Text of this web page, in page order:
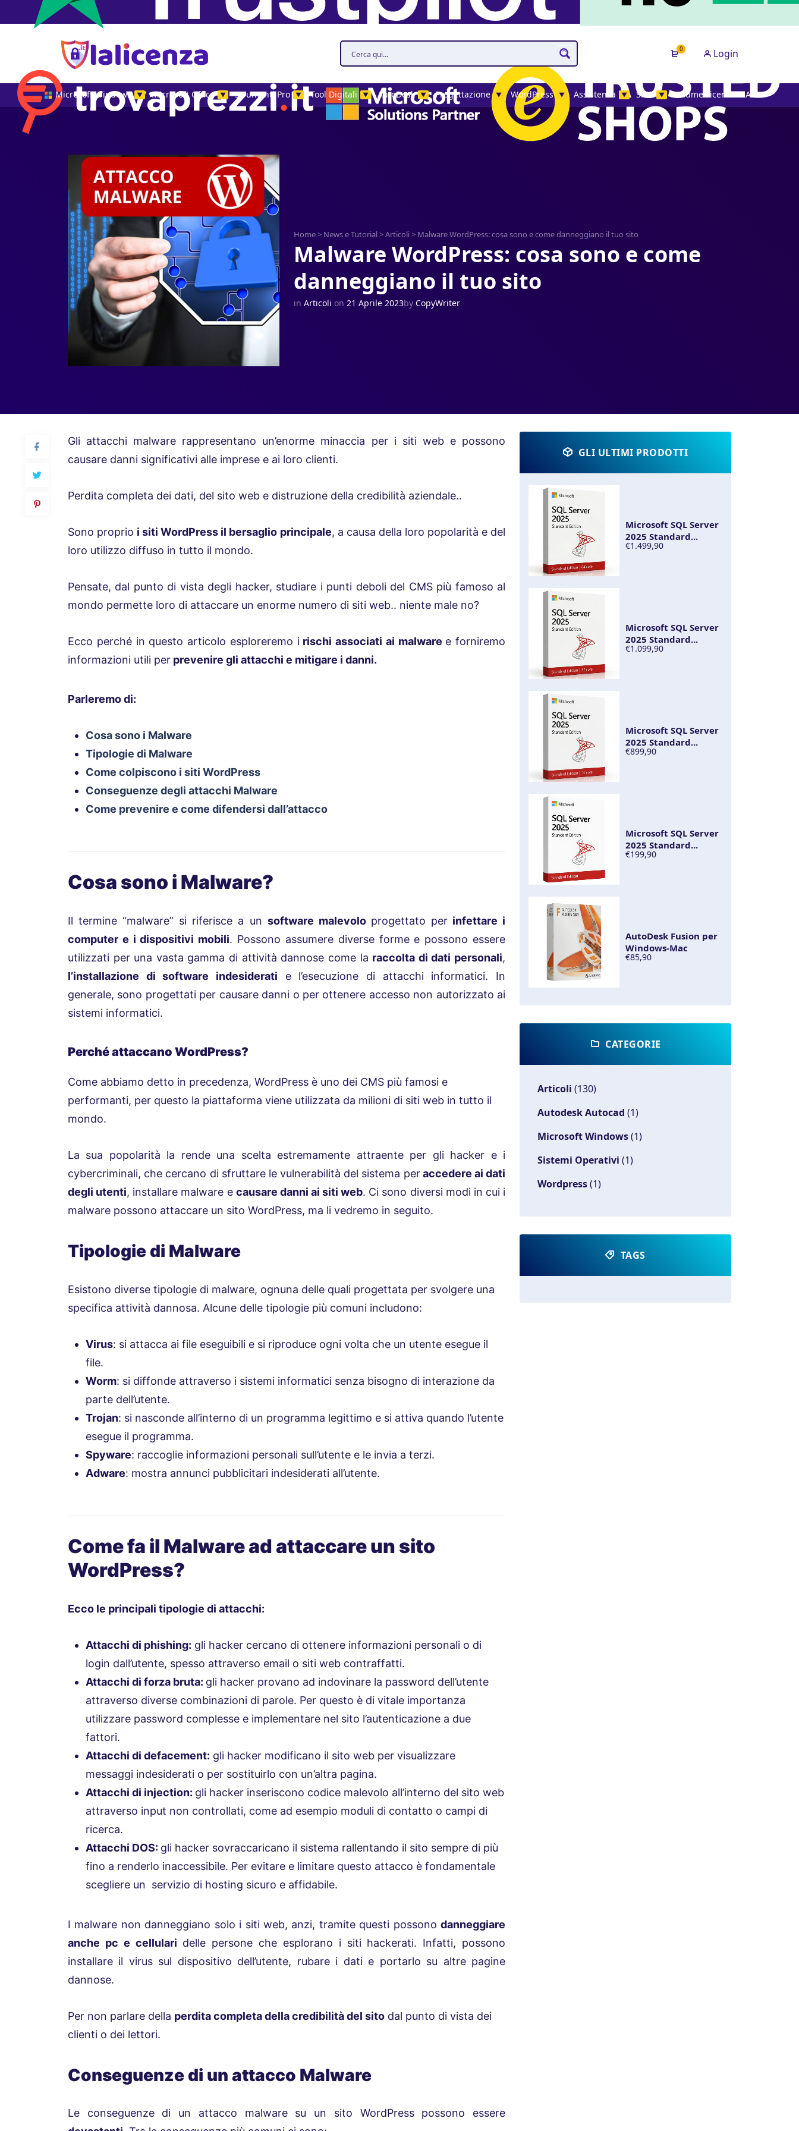
0 Login
Microsoft Windows ▼ Microsoft Office ▼ Strumenti Pro ▼ Tool Digitali ▼ AutoDesk ▼ Progettazione ▼ WordPress ▼ Assistenza ▼ SMS ▼ Volume License MAK
Home> News e Tutorial>Articoli> Malware WordPress: cosa sono e come danneggiano il tuo sito
Malware WordPress: cosa sono e come
danneggiano il tuo sito
in Articoli on 21 Aprile 2023by CopyWriter
Gli attacchi malware rappresentano un’enorme minaccia per i siti web e possono
causare danni significativi alle imprese e ai loro clienti.
Perdita completa dei dati, del sito web e distruzione della credibilità aziendale..
Sono proprio i siti WordPress il bersaglio principale, a causa della loro popolarità e del
loro utilizzo diffuso in tutto il mondo.
Pensate, dal punto di vista degli hacker, studiare i punti deboli del CMS più famoso al
mondo permette loro di attaccare un enorme numero di siti web.. niente male no?
Ecco perché in questo articolo esploreremo irischi associati ai malware e forniremo
informazioni utili per prevenire gli attacchi e mitigare i danni.
Parleremo di:
Cosa sono i Malware
Tipologie di Malware
Come colpiscono i siti WordPress
Conseguenze degli attacchi Malware
Come prevenire e come difendersi dall’attacco
Cosa sono i Malware?
Il termine “malware” si riferisce a un software malevolo progettato perinfettare i
computer e i dispositivi mobili. Possono assumere diverse forme e possono essere
utilizzati per una vasta gamma di attività dannose come la raccolta di dati personali,
l’installazione di software indesiderati e l’esecuzione di attacchi informatici. In
generale, sono progettati per causare danni o per ottenere accesso non autorizzato ai
sistemi informatici.
Perché attaccano WordPress?
Come abbiamo detto in precedenza, WordPress è uno dei CMS più famosi e
performanti, per questo la piattaforma viene utilizzata da milioni di siti web in tutto il
mondo.
La sua popolarità la rende una scelta estremamente attraente per gli hacker e i
cybercriminali, che cercano di sfruttare le vulnerabilità del sistema peraccedere ai dati
degli utenti, installare malware e causare danni ai siti web. Ci sono diversi modi in cui i
malware possono attaccare un sito WordPress, ma li vedremo in seguito.
Tipologie di Malware
Esistono diverse tipologie di malware, ognuna delle quali progettata per svolgere una
specifica attività dannosa. Alcune delle tipologie più comuni includono:
Virus: si attacca ai file eseguibili e si riproduce ogni volta che un utente esegue il
file.
Worm: si diffonde attraverso i sistemi informatici senza bisogno di interazione da
parte dell’utente.
Trojan: si nasconde all’interno di un programma legittimo e si attiva quando l’utente
esegue il programma.
Spyware: raccoglie informazioni personali sull’utente e le invia a terzi.
Adware: mostra annunci pubblicitari indesiderati all’utente.
Come fa il Malware ad attaccare un sito
WordPress?
Ecco le principali tipologie di attacchi:
Attacchi di phishing: gli hacker cercano di ottenere informazioni personali o di
login dall’utente, spesso attraverso email o siti web contraffatti.
Attacchi di forza bruta: gli hacker provano ad indovinare la password dell’utente
attraverso diverse combinazioni di parole. Per questo è di vitale importanza
utilizzare password complesse e implementare nel sito l’autenticazione a due
fattori.
Attacchi di defacement: gli hacker modificano il sito web per visualizzare
messaggi indesiderati o per sostituirlo con un’altra pagina.
Attacchi di injection: gli hacker inseriscono codice malevolo all’interno del sito web
attraverso input non controllati, come ad esempio moduli di contatto o campi di
ricerca.
Attacchi DOS: gli hacker sovraccaricano il sistema rallentando il sito sempre di più
fino a renderlo inaccessibile. Per evitare e limitare questo attacco è fondamentale
scegliere un servizio di hosting sicuro e affidabile.
I malware non danneggiano solo i siti web, anzi, tramite questi possono danneggiare
anche pc e cellulari delle persone che esplorano i siti hackerati. Infatti, possono
installare il virus sul dispositivo dell’utente, rubare i dati e portarlo su altre pagine
dannose.
Per non parlare della perdita completa della credibilità del sito dal punto di vista dei
clienti o dei lettori.
Conseguenze di un attacco Malware
Le conseguenze di un attacco malware su un sito WordPress possono essere
GLI ULTIMI PRODOTTI
Microsoft SQL Server
2025 Standard...
€1.499,90
Microsoft SQL Server
2025 Standard...
€1.099,90
Microsoft SQL Server
2025 Standard...
€899,90
Microsoft SQL Server
2025 Standard...
€199,90
AutoDesk Fusion per
Windows-Mac
€85,90
CATEGORIE
Articoli (130)
Autodesk Autocad (1)
Microsoft Windows(1)
Sistemi Operativi (1)
Wordpress(1)
TAGS